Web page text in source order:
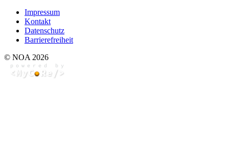
Impressum
Kontakt
Datenschutz
Barrierefreiheit
© NOA 2026